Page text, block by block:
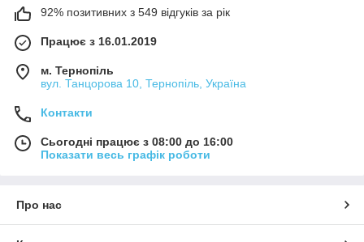
92% позитивних з 549 відгуків за рік
Працює з 16.01.2019
м. Тернопіль
вул. Танцорова 10, Тернопіль, Україна
Контакти
Сьогодні працює з 08:00 до 16:00
Показати весь графік роботи
Про нас